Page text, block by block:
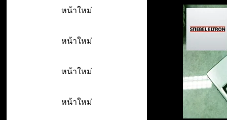
หน้าใหม่
หน้าใหม่
หน้าใหม่
หน้าใหม่